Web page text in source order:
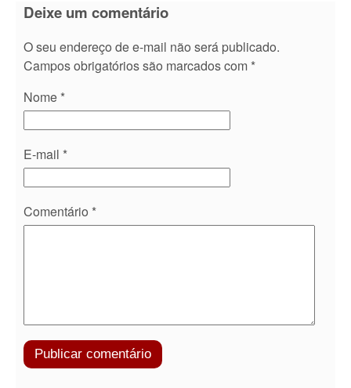
Deixe um comentário
O seu endereço de e-mail não será publicado.
Campos obrigatórios são marcados com *
Nome *
E-mail *
Comentário *